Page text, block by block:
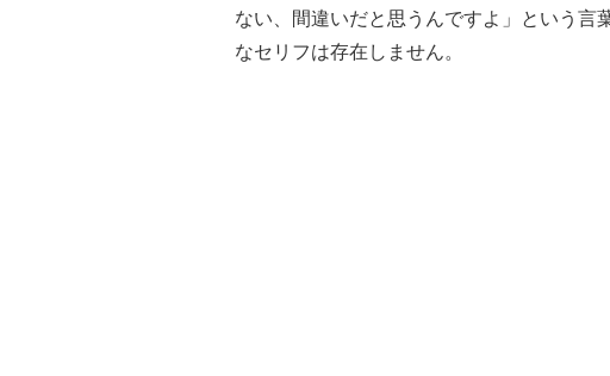
ない、間違いだと思うんですよ」という言
なセリフは存在しません。